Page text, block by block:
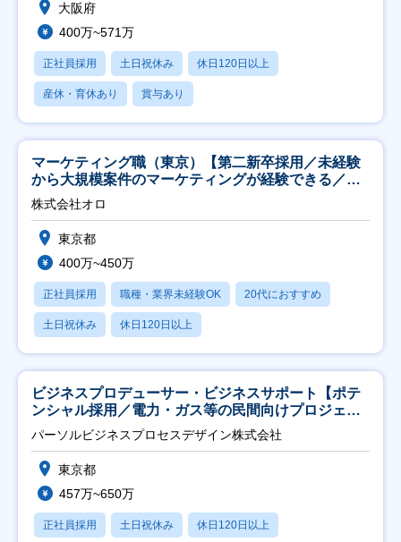
大阪府
400万~571万
正社員採用 土日祝休み 休日120日以上
産休・育休あり 賞与あり
マーケティング職（東京）【第二新卒採用／未経験
から大規模案件のマーケティングが経験できる／研
修充実】
株式会社オロ
東京都
400万~450万
正社員採用 職種・業界未経験OK 20代におすすめ
土日祝休み 休日120日以上
ビジネスプロデューサー・ビジネスサポート【ポテ
ンシャル採用／電力・ガス等の民間向けプロジェク
ト推進】
パーソルビジネスプロセスデザイン株式会社
東京都
457万~650万
正社員採用 土日祝休み 休日120日以上